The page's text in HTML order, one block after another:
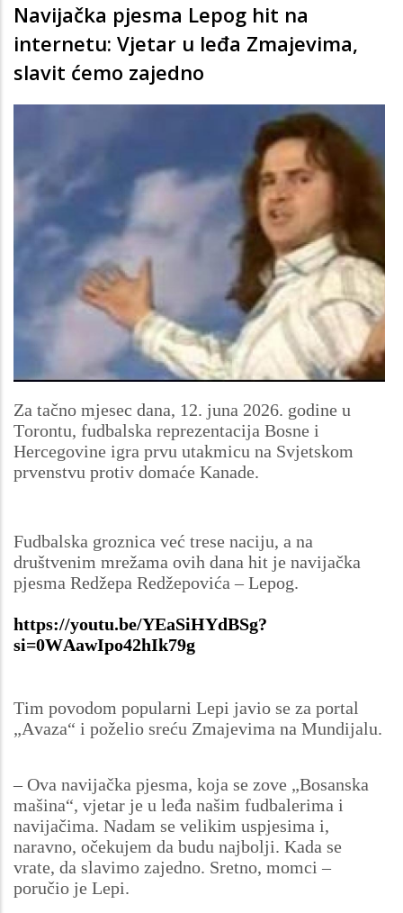
Navijačka pjesma Lepog hit na
internetu: Vjetar u leđa Zmajevima,
slavit ćemo zajedno
Za tačno mjesec dana, 12. juna 2026. godine u
Torontu, fudbalska reprezentacija Bosne i
Hercegovine igra prvu utakmicu na Svjetskom
prvenstvu protiv domaće Kanade.
Fudbalska groznica već trese naciju, a na
društvenim mrežama ovih dana hit je navijačka
pjesma Redžepa Redžepovića – Lepog.
https://youtu.be/YEaSiHYdBSg?
si=0WAawIpo42hIk79g
Tim povodom popularni Lepi javio se za portal
„Avaza“ i poželio sreću Zmajevima na Mundijalu.
– Ova navijačka pjesma, koja se zove „Bosanska
mašina“, vjetar je u leđa našim fudbalerima i
navijačima. Nadam se velikim uspjesima i,
naravno, očekujem da budu najbolji. Kada se
vrate, da slavimo zajedno. Sretno, momci –
poručio je Lepi.